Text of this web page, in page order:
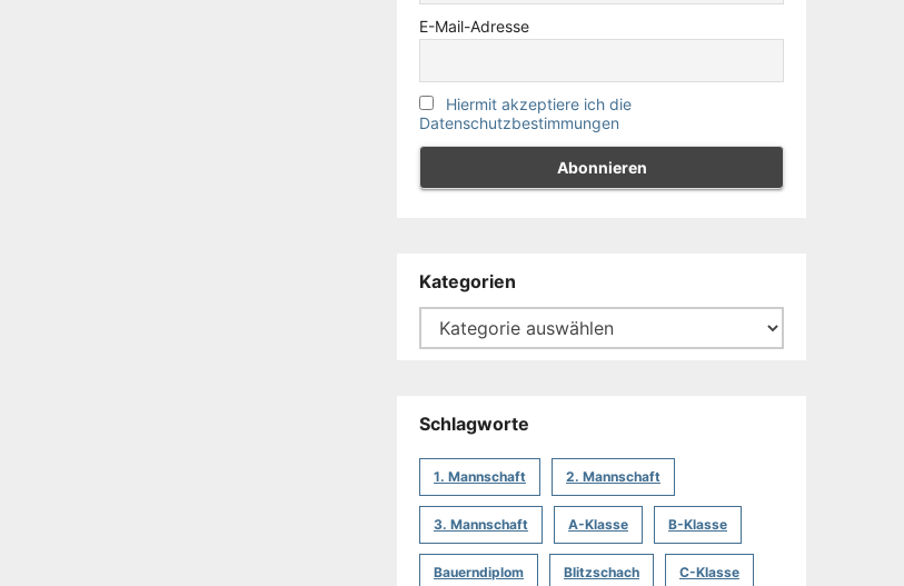
E-Mail-Adresse
Hiermit akzeptiere ich die
Datenschutzbestimmungen
Kategorien
Schlagworte
1. Mannschaft 2. Mannschaft
3. Mannschaft A-Klasse B-Klasse
Bauerndiplom Blitzschach C-Klasse